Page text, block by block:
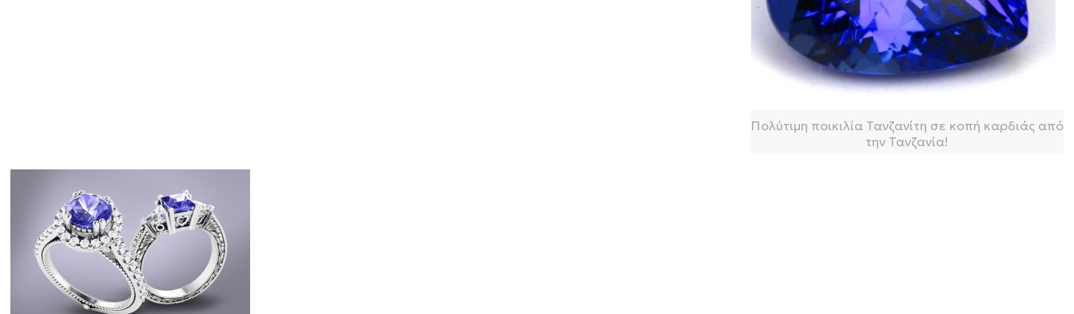
Πολύτιμη ποικιλία Τανζανίτη σε κοπή καρδιάς από
την Τανζανία!